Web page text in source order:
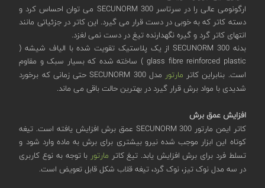
ارگونومی عالی را در سرتاسر SECUNORM 300 می توان احساس کرد و
دسته کاتر که به خوبی در دست قرار می گیرد. این کاتر در جزئیاتی مانند
انتهای کاتر گرد و گیره نگهدارنده تیغ در دست نمی لغزد.
بدنه SECUNORM 300 از یک پلاستیک تقویت شده با الیاف شیشه (
glass fibre reinforced plastic ) ساخته شده که بسیار سبک و مقاوم
است. بنابراین کاتر مارتور
مدل SECUNORM 300 حتی زمانی که برخورد
شدیدی با مواد برش قرار گیرد در بهترین حالت باقی می ماند.
افزایش عمق برش
کاتر ایمن مارتور SECUNORM 300 عمق برش افزایش یافته است. تیغه
کوتاه این ابزار موجب شده نیرو بیشتری برای برش به ماده وارد شود و
تسلط فرد برای برش افزایش یابد. تیغ کاتر مارتور با توجه به نوع کاربری
در سه مدل نوک تیز، نوک گرد، تیغه قلاب شکل قابل تعویض است.